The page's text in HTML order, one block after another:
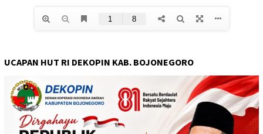
UCAPAN HUT RI DEKOPIN KAB. BOJONEGORO